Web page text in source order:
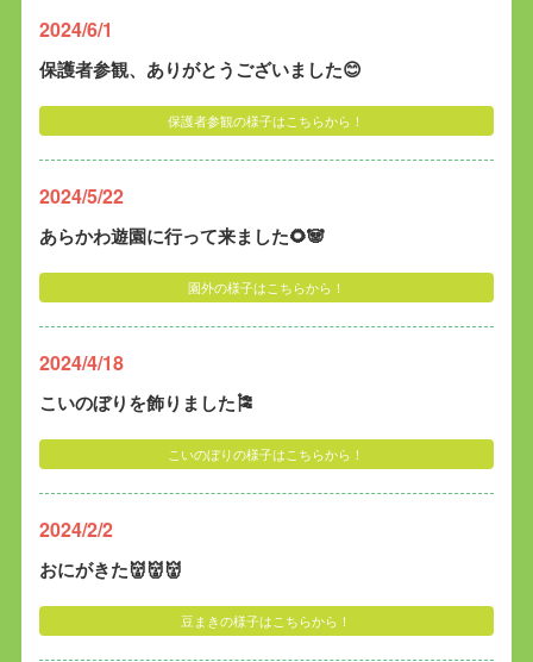
2024/6/1
保護者参観、ありがとうございました😊
保護者参観の様子はこちらから！
2024/5/22
あらかわ遊園に行って来ました🌻🐼
園外の様子はこちらから！
2024/4/18
こいのぼりを飾りました🎏
こいのぼりの様子はこちらから！
2024/2/2
おにがきた👹👹👹
豆まきの様子はこちらから！